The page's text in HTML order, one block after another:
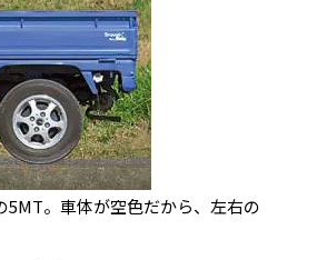
5MT。車体が空色だから、左右の